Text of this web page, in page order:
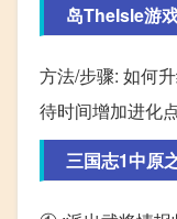
岛TheIsle游
方法/步骤: 如何
待时间增加进化
三国志1中原